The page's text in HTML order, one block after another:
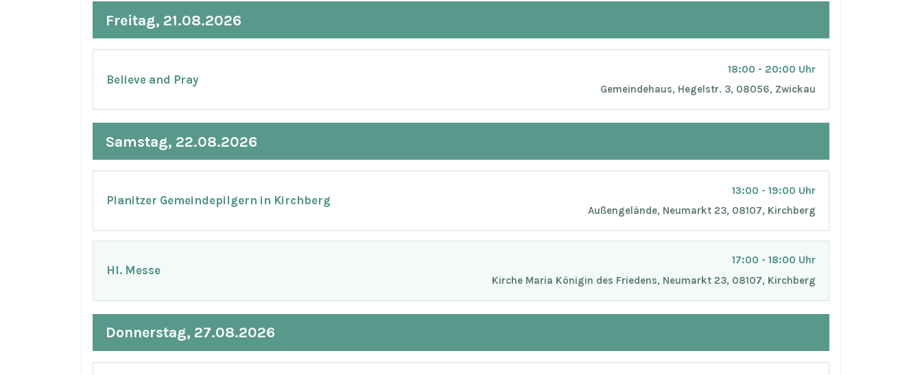
Freitag, 21.08.2026
Believe and Pray
18:00 - 20:00 Uhr
Gemeindehaus, Hegelstr. 3, 08056, Zwickau
Samstag, 22.08.2026
Planitzer Gemeindepilgern in Kirchberg
13:00 - 19:00 Uhr
Außengelände, Neumarkt 23, 08107, Kirchberg
Hl. Messe
17:00 - 18:00 Uhr
Kirche Maria Königin des Friedens, Neumarkt 23, 08107, Kirchberg
Donnerstag, 27.08.2026